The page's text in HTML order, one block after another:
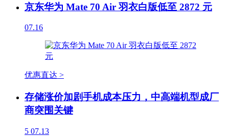
京东华为 Mate 70 Air 羽衣白版低至 2872 元
07.16
优惠直达 >
存储涨价加剧手机成本压力，中高端机型成厂
商突围关键
5 07.13